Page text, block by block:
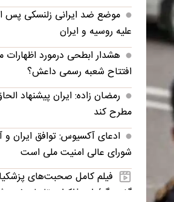
موضع ضد ایرانی زلنسکی پس
علیه روسیه و ایران
هشدار ابطحی درمورد اظهارات
افتتاح شعبه رسمی داعش؟
رمضان زاده: ایران پیشنهاد
مطرح کند
ادعای آکسیوس: توافق ایران و
شورای عالی امنیت ملی است
فیلم کامل صحبت‌های
گفت‌وگو/ از مذاکرات تا پاسخ به